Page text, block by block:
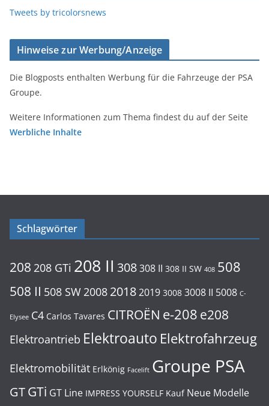
Tweets by tricolorsnews
Hinweise zur Werbung/Anzeige
Die Blogposts enthalten Werbung für die Fahrzeuge der PSA
Groupe.
Weitere Informationen zum Thema findest du auf der Seite
Werbliche Inhalte
Schlagwörter
208 208 GTi 208 II 308308 II 308 II SW 408 508
508 II 508 SW 2008 20182019 3008 3008 II 5008 C-
Elysee C4 Carlos Tavares CITROËN e-208 e208
Elektroantrieb Elektroauto Elektrofahrzeug
Elektromobilität Erlkönig Facelift Groupe PSA
GTGTi GT Line IMPRESS YOURSELF Kauf Neue Modelle